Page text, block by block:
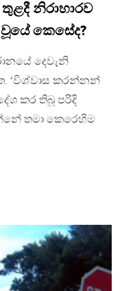
තුළදී නිරාහාරව
කෙසේද?
දෙවැනි
‘විශ්වාස කරන්නන්
කර තිබූ පරිදි
තමා කෙරෙහිම